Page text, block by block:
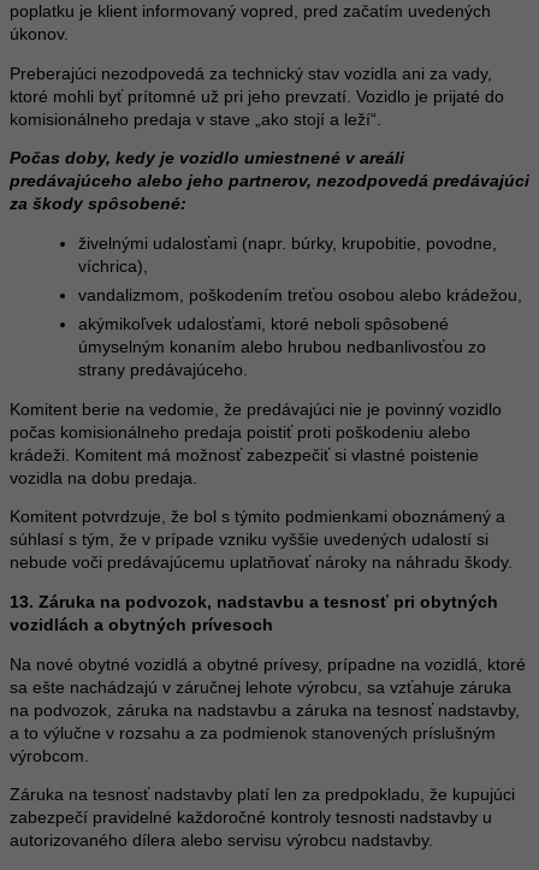
poplatku je klient informovaný vopred, pred začatím uvedených
úkonov.
Preberajúci nezodpovedá za technický stav vozidla ani za vady,
ktoré mohli byť prítomné už pri jeho prevzatí. Vozidlo je prijaté do
komisionálneho predaja v stave „ako stojí a leží“.
Počas doby, kedy je vozidlo umiestnené v areáli
predávajúceho alebo jeho partnerov, nezodpovedá predávajúci
za škody spôsobené:
živelnými udalosťami (napr. búrky, krupobitie, povodne,
víchrica),
vandalizmom, poškodením treťou osobou alebo krádežou,
akýmikoľvek udalosťami, ktoré neboli spôsobené
úmyselným konaním alebo hrubou nedbanlivosťou zo
strany predávajúceho.
Komitent berie na vedomie, že predávajúci nie je povinný vozidlo
počas komisionálneho predaja poistiť proti poškodeniu alebo
krádeži. Komitent má možnosť zabezpečiť si vlastné poistenie
vozidla na dobu predaja.
Komitent potvrdzuje, že bol s týmito podmienkami oboznámený a
súhlasí s tým, že v prípade vzniku vyššie uvedených udalostí si
nebude voči predávajúcemu uplatňovať nároky na náhradu škody.
13. Záruka na podvozok, nadstavbu a tesnosť pri obytných
vozidlách a obytných prívesoch
Na nové obytné vozidlá a obytné prívesy, prípadne na vozidlá, ktoré
sa ešte nachádzajú v záručnej lehote výrobcu, sa vzťahuje záruka
na podvozok, záruka na nadstavbu a záruka na tesnosť nadstavby,
a to výlučne v rozsahu a za podmienok stanovených príslušným
výrobcom.
Záruka na tesnosť nadstavby platí len za predpokladu, že kupujúci
zabezpečí pravidelné každoročné kontroly tesnosti nadstavby u
autorizovaného dílera alebo servisu výrobcu nadstavby.